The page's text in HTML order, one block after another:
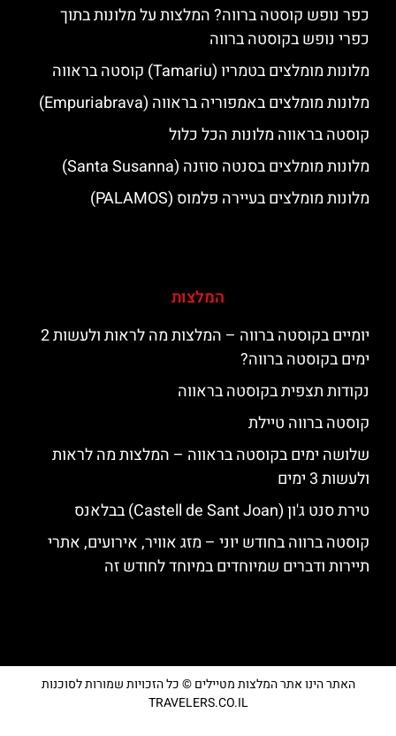
כפר נופש קוסטה ברווה? המלצות על מלונות בתוך
כפרי נופש בקוסטה ברווה
מלונות מומלצים בטמריו (Tamariu) קוסטה בראווה
מלונות מומלצים באמפוריה בראווה (Empuriabrava)
קוסטה בראווה מלונות הכל כלול
מלונות מומלצים בסנטה סוזנה (Santa Susanna)
מלונות מומלצים בעיירה פלמוס (PALAMOS)
המלצות
יומיים בקוסטה ברווה – המלצות מה לראות ולעשות 2
ימים בקוסטה ברווה?
נקודות תצפית בקוסטה בראווה
קוסטה ברווה טיילת
שלושה ימים בקוסטה בראווה – המלצות מה לראות
ולעשות 3 ימים
טירת סנט ג'ון (Castell de Sant Joan) בבלאנס
קוסטה ברווה בחודש יוני – מזג אוויר, אירועים, אתרי
תיירות ודברים שמיוחדים במיוחד לחודש זה
האתר הינו אתר המלצות מטיילים © כל הזכויות שמורות לסוכנות
TRAVELERS.CO.IL